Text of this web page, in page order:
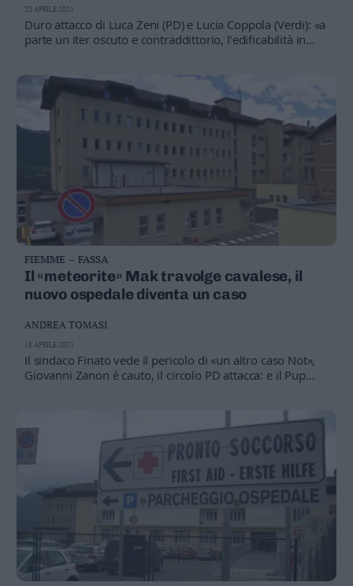
Duro attacco di Luca Zeni (PD) e Lucia Coppola (Verdi): «a
parte un iter oscuto e contraddittorio, l’edificabilità in
23 APRILE 2021
FIEMME – FASSA
Il «meteorite» Mak travolge cavalese, il
nuovo ospedale diventa un caso
Il sindaco Finato vede il pericolo di «un altro caso Not»,
Giovanni Zanon è cauto, il circolo PD attacca: e il Pup
ANDREA TOMASI
18 APRILE 2021